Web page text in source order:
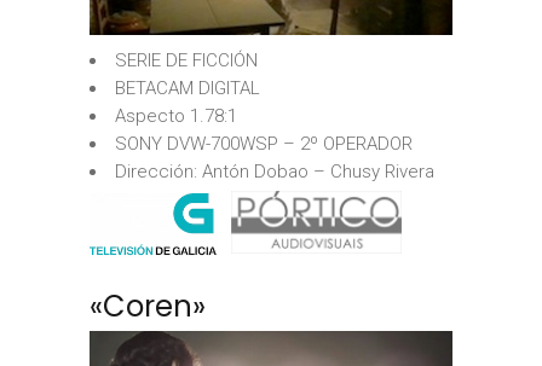
SERIE DE FICCIÓN
BETACAM DIGITAL
Aspecto 1.78:1
SONY DVW-700WSP – 2º OPERADOR
Dirección: Antón Dobao – Chusy Rivera
«Coren»